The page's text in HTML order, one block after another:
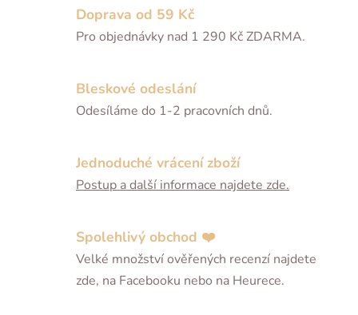
Doprava od 59 Kč
Pro objednávky nad 1 290 Kč ZDARMA.
Bleskové odeslání
Odesíláme do 1-2 pracovních dnů.
Jednoduché vrácení zboží
Postup a další informace najdete zde.
Spolehlivý obchod ❤️
Velké množství ověřených recenzí najdete
zde, na Facebooku nebo na Heurece.